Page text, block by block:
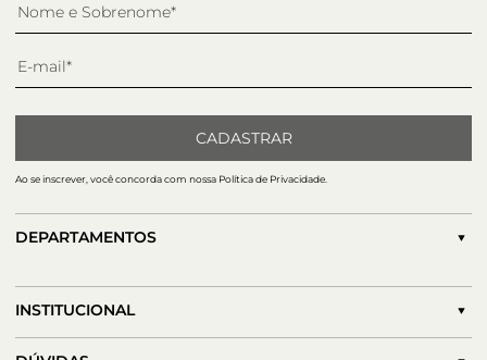
CADASTRAR
Ao se inscrever, você concorda com nossa Política de Privacidade.
DEPARTAMENTOS
INSTITUCIONAL